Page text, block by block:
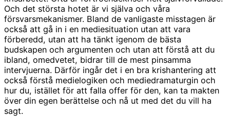
Och det största hotet är vi själva och våra
försvarsmekanismer. Bland de vanligaste misstagen är
också att gå in i en mediesituation utan att vara
förberedd, utan att ha tänkt igenom de bästa
budskapen och argumenten och utan att förstå att du
ibland, omedvetet, bidrar till de mest pinsamma
intervjuerna. Därför ingår det i en bra krishantering att
också förstå medielogiken och mediedramaturgin och
hur du, istället för att falla offer för den, kan ta makten
över din egen berättelse och nå ut med det du vill ha
sagt.